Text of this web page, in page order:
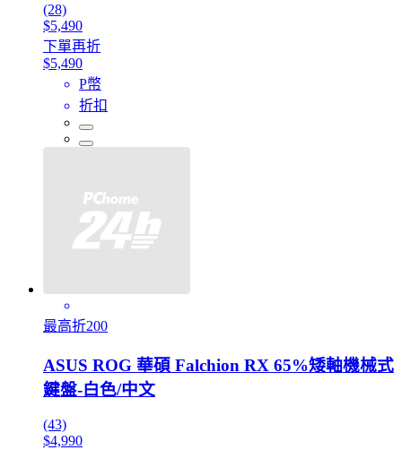
(28)
$5,490
下單再折
$5,490
P幣
折扣
最高折200
ASUS ROG 華碩 Falchion RX 65%矮軸機械式
鍵盤-白色/中文
(43)
$4,990